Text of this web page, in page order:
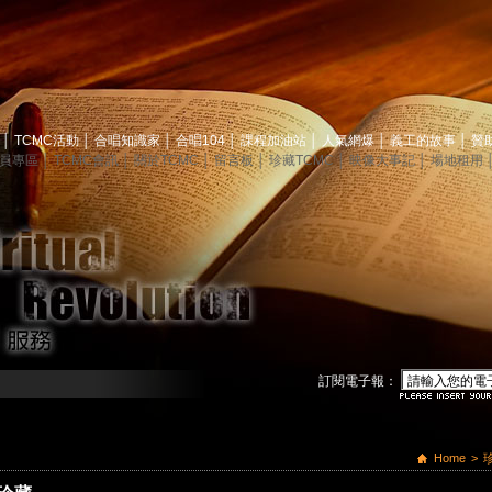
TCMC活動│ 合唱知識家│ 合唱104│ 課程加油站 人氣網爆│ 義工的故事 │ 贊
專區│ TCMC會訊│ 關於TCMC│ 留言板│ 珍藏TCMC│ 映像大事記│ 場地租用
訂閱電子報：
Home >